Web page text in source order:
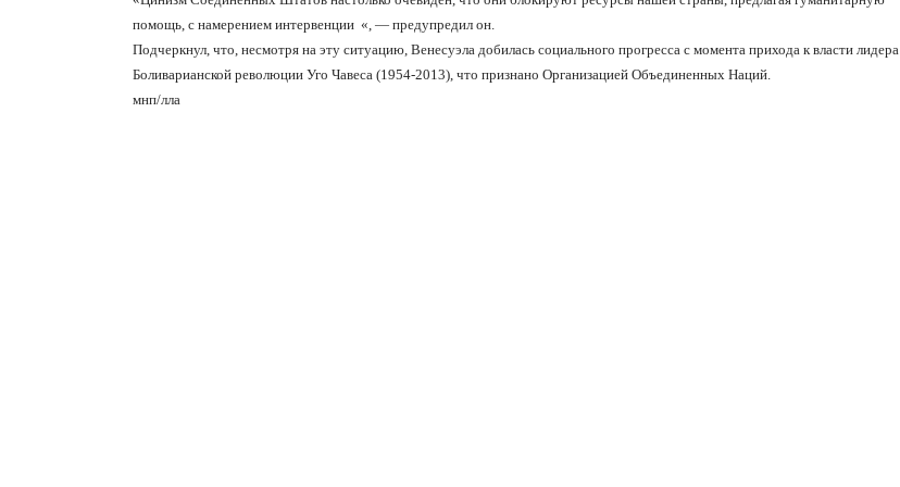
помощь, с намерением интервенции «, — предупредил он.
Подчеркнул, что, несмотря на эту ситуацию, Венесуэла добилась социального прогресса с момента прихода к власти лидера
Боливарианской революции Уго Чавеса (1954-2013), что признано Организацией Объединенных Наций.
мнп/лла